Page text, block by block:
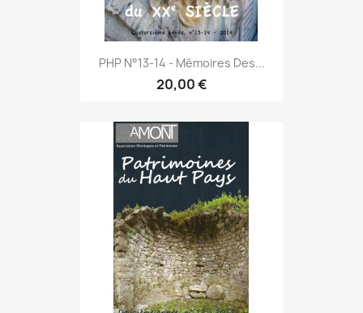
PHP N°13-14 - Mémoires Des...
20,00 €